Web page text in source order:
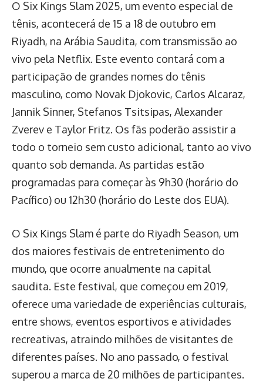
O Six Kings Slam 2025, um evento especial de
tênis, acontecerá de 15 a 18 de outubro em
Riyadh, na Arábia Saudita, com transmissão ao
vivo pela Netflix. Este evento contará com a
participação de grandes nomes do tênis
masculino, como Novak Djokovic, Carlos Alcaraz,
Jannik Sinner, Stefanos Tsitsipas, Alexander
Zverev e Taylor Fritz. Os fãs poderão assistir a
todo o torneio sem custo adicional, tanto ao vivo
quanto sob demanda. As partidas estão
programadas para começar às 9h30 (horário do
Pacífico) ou 12h30 (horário do Leste dos EUA).
O Six Kings Slam é parte do Riyadh Season, um
dos maiores festivais de entretenimento do
mundo, que ocorre anualmente na capital
saudita. Este festival, que começou em 2019,
oferece uma variedade de experiências culturais,
entre shows, eventos esportivos e atividades
recreativas, atraindo milhões de visitantes de
diferentes países. No ano passado, o festival
superou a marca de 20 milhões de participantes.